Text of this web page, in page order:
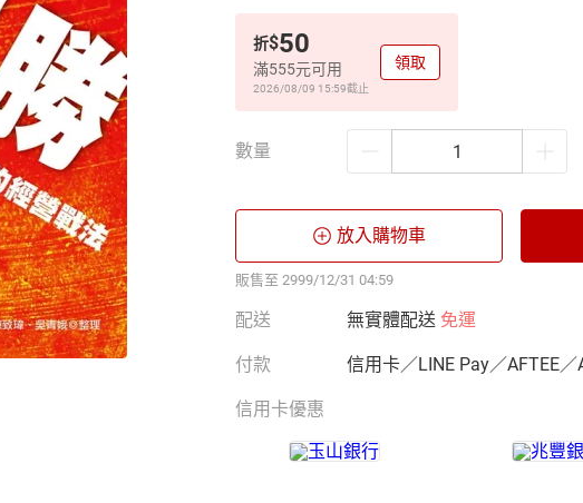
折$50
滿555元可用
2026/08/09 15:59截止
領取
數量
放入購物車
販售至 2999/12/31 04:59
配送 無實體配送 免運
付款 信用卡／LINE Pay／AFTEE／
信用卡優惠